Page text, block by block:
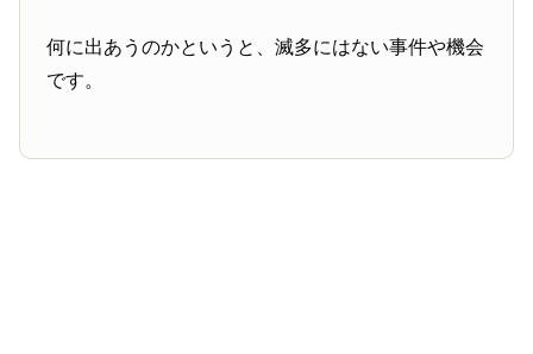
何に出あうのかというと、滅多にはない事件や機会
です。